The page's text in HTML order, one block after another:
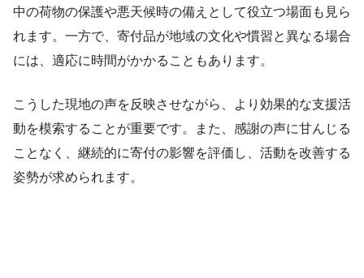
中の荷物の保護や悪天候時の備えとして役立つ場面も見ら
れます。一方で、寄付品が地域の文化や慣習と異なる場合
には、適応に時間がかかることもあります。
こうした現地の声を反映させながら、より効果的な支援活
動を模索することが重要です。また、感謝の声に甘んじる
ことなく、継続的に寄付の影響を評価し、活動を改善する
姿勢が求められます。